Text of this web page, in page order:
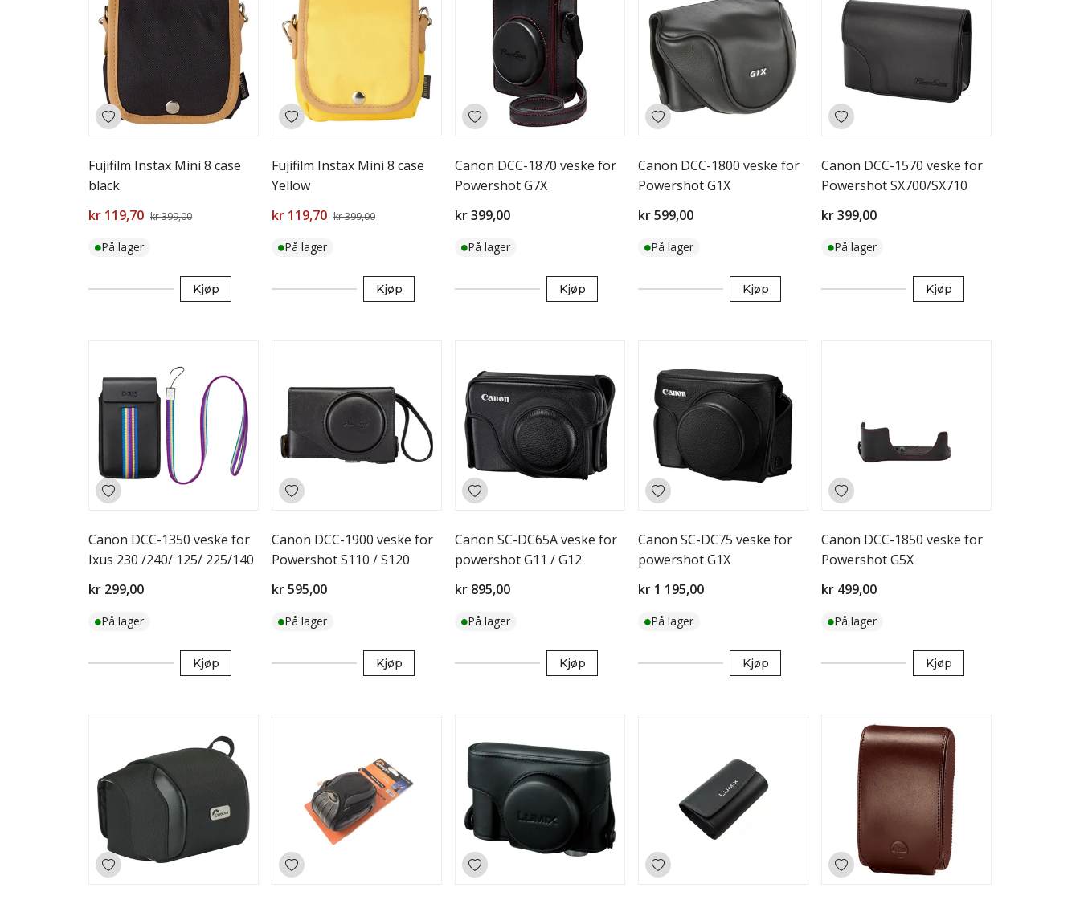
Fujifilm Instax Mini 8 case
black
kr 119,70 kr 399,00
På lager
Kjøp
Fujifilm Instax Mini 8 case
Yellow
kr 119,70 kr 399,00
På lager
Kjøp
Canon DCC-1870 veske for
Powershot G7X
kr 399,00
På lager
Kjøp
Canon DCC-1800 veske for
Powershot G1X
kr 599,00
På lager
Kjøp
Canon DCC-1570 veske for
Powershot SX700/SX710
kr 399,00
På lager
Kjøp
Canon DCC-1350 veske for
Ixus 230 /240/ 125/ 225/140
kr 299,00
På lager
Kjøp
Canon DCC-1900 veske for
Powershot S110 / S120
kr 595,00
På lager
Kjøp
Canon SC-DC65A veske for
powershot G11 / G12
kr 895,00
På lager
Kjøp
Canon SC-DC75 veske for
powershot G1X
kr 1 195,00
På lager
Kjøp
Canon DCC-1850 veske for
Powershot G5X
kr 499,00
På lager
Kjøp